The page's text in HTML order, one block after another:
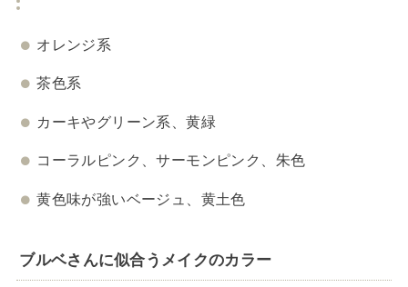
オレンジ系
茶色系
カーキやグリーン系、黄緑
コーラルピンク、サーモンピンク、朱色
黄色味が強いベージュ、黄土色
ブルベさんに似合うメイクのカラー